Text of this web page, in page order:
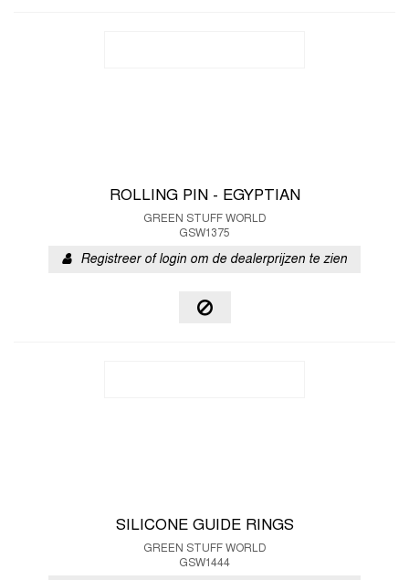
ROLLING PIN - EGYPTIAN
GREEN STUFF WORLD
GSW1375
Registreer of login om de dealerprijzen te zien
SILICONE GUIDE RINGS
GREEN STUFF WORLD
GSW1444